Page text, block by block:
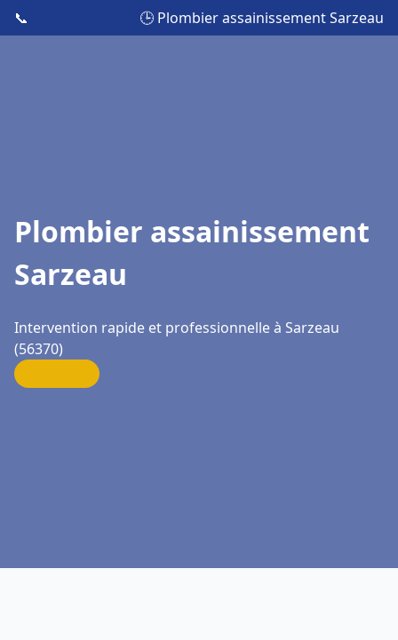
📞 🕒 Plombier assainissement Sarzeau
Plombier assainissement
Sarzeau
Intervention rapide et professionnelle à Sarzeau
(56370)